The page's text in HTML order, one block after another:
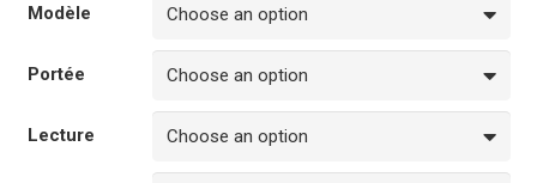
Modèle
Portée
Lecture